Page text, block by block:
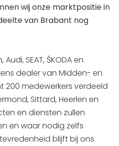
wij onze marktpositie in
van Brabant nog
SEAT, ŠKODA en
dealer van Midden- en
200 medewerkers verdeeld
Sittard, Heerlen en
en diensten zullen
en waar nodig zelfs
blijft bij ons